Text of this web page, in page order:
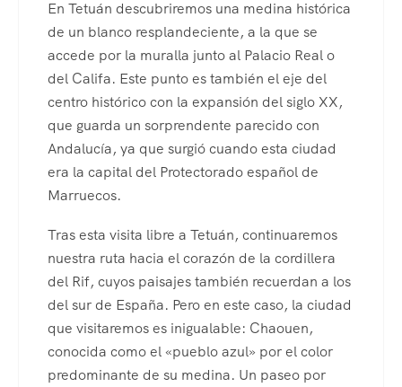
En Tetuán descubriremos una medina histórica
de un blanco resplandeciente, a la que se
accede por la muralla junto al Palacio Real o
del Califa. Este punto es también el eje del
centro histórico con la expansión del siglo XX,
que guarda un sorprendente parecido con
Andalucía, ya que surgió cuando esta ciudad
era la capital del Protectorado español de
Marruecos.
Tras esta visita libre a Tetuán, continuaremos
nuestra ruta hacia el corazón de la cordillera
del Rif, cuyos paisajes también recuerdan a los
del sur de España. Pero en este caso, la ciudad
que visitaremos es inigualable: Chaouen,
conocida como el «pueblo azul» por el color
predominante de su medina. Un paseo por